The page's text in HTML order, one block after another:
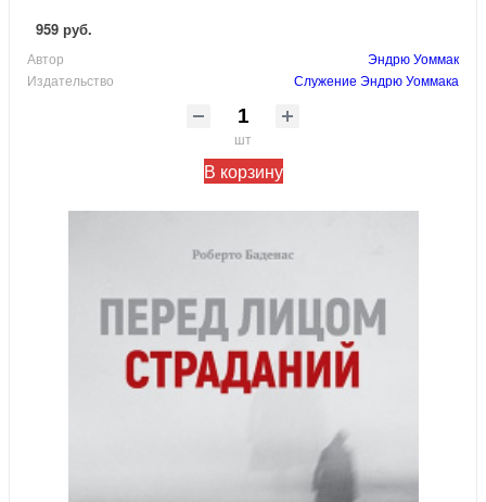
959 руб.
Автор
Эндрю Уоммак
Издательство
Служение Эндрю Уоммака
шт
В корзину